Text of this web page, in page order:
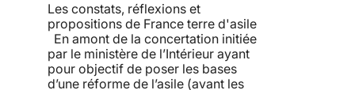
Les constats, réflexions et
propositions de France terre d'asile
En amont de la concertation initiée
par le ministère de l’Intérieur ayant
pour objectif de poser les bases
d’une réforme de l’asile (avant les